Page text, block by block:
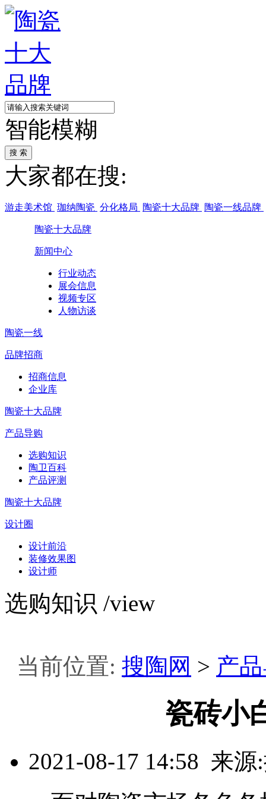
智能模糊
大家都在搜:
游走美术馆 珈纳陶瓷 分化格局 陶瓷十大品牌 陶瓷一线品牌
陶瓷十大品牌
新闻中心
行业动态
展会信息
视频专区
人物访谈
陶瓷一线
品牌招商
招商信息
企业库
陶瓷十大品牌
产品导购
选购知识
陶卫百科
产品评测
陶瓷十大品牌
设计圈
设计前沿
装修效果图
设计师
选购知识 /view
当前位置: 搜陶网 > 产
瓷砖小
2021-08-17 14:58 来